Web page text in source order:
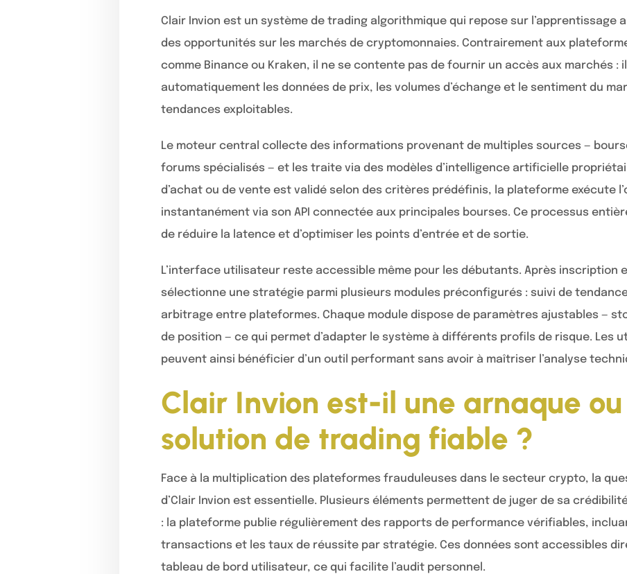
Clair Invion est un système de trading algorithmique qui repose sur l’apprentissage
des opportunités sur les marchés de cryptomonnaies. Contrairement aux
comme Binance ou Kraken, il ne se contente pas de fournir un accès aux marchés :
automatiquement les données de prix, les volumes d’échange et le sentiment du
tendances exploitables.
Le moteur central collecte des informations provenant de multiples sources —
forums spécialisés — et les traite via des modèles d’intelligence artificielle
d’achat ou de vente est validé selon des critères prédéfinis, la plateforme exécute
instantanément via son API connectée aux principales bourses. Ce processus
de réduire la latence et d’optimiser les points d’entrée et de sortie.
L’interface utilisateur reste accessible même pour les débutants. Après inscription
sélectionne une stratégie parmi plusieurs modules préconfigurés : suivi de
arbitrage entre plateformes. Chaque module dispose de paramètres ajustables —
de position — ce qui permet d’adapter le système à différents profils de risque. Les
peuvent ainsi bénéficier d’un outil performant sans avoir à maîtriser l’analyse
Clair Invion est-il une arnaque
solution de trading fiable ?
Face à la multiplication des plateformes frauduleuses dans le secteur crypto, la
d’Clair Invion est essentielle. Plusieurs éléments permettent de juger de sa
: la plateforme publie régulièrement des rapports de performance vérifiables,
transactions et les taux de réussite par stratégie. Ces données sont accessibles
tableau de bord utilisateur, ce qui facilite l’audit personnel.